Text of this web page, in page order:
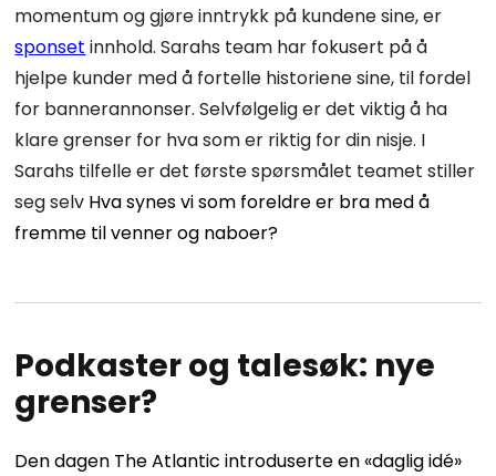
momentum og gjøre inntrykk på kundene sine, er
sponset innhold. Sarahs team har fokusert på å
hjelpe kunder med å fortelle historiene sine, til fordel
for bannerannonser. Selvfølgelig er det viktig å ha
klare grenser for hva som er riktig for din nisje. I
Sarahs tilfelle er det første spørsmålet teamet stiller
seg selv Hva synes vi som foreldre er bra med å
fremme til venner og naboer?
Podkaster og talesøk: nye
grenser?
Den dagen The Atlantic introduserte en «daglig idé»